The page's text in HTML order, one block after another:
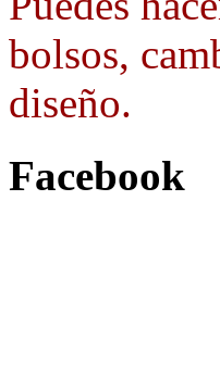
bolsos,
diseño.
Facebook